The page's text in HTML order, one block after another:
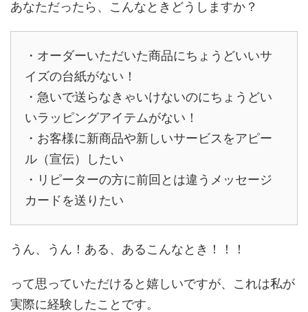
あなただったら、こんなときどうしますか？
・オーダーいただいた商品にちょうどいいサ
イズの台紙がない！
・急いで送らなきゃいけないのにちょうどい
いラッピングアイテムがない！
・お客様に新商品や新しいサービスをアピー
ル（宣伝）したい
・リピーターの方に前回とは違うメッセージ
カードを送りたい
うん、うん！ある、あるこんなとき！！！
って思っていただけると嬉しいですが、これは私が
実際に経験したことです。